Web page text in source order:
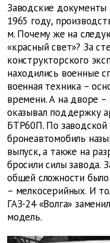
Заводские документы
1965 году,
м. Почему же на
«красный свет»? За
конструкторского
находились военные
военная техника –
времени. А на дворе –
оказывал поддержку
БТР60П. По заводской
бронеавтомобиль
выпуск, а также на
бросили силы завода.
общей сложности
– мелкосерийных. И
ГАЗ-24 «Волга»
модель.